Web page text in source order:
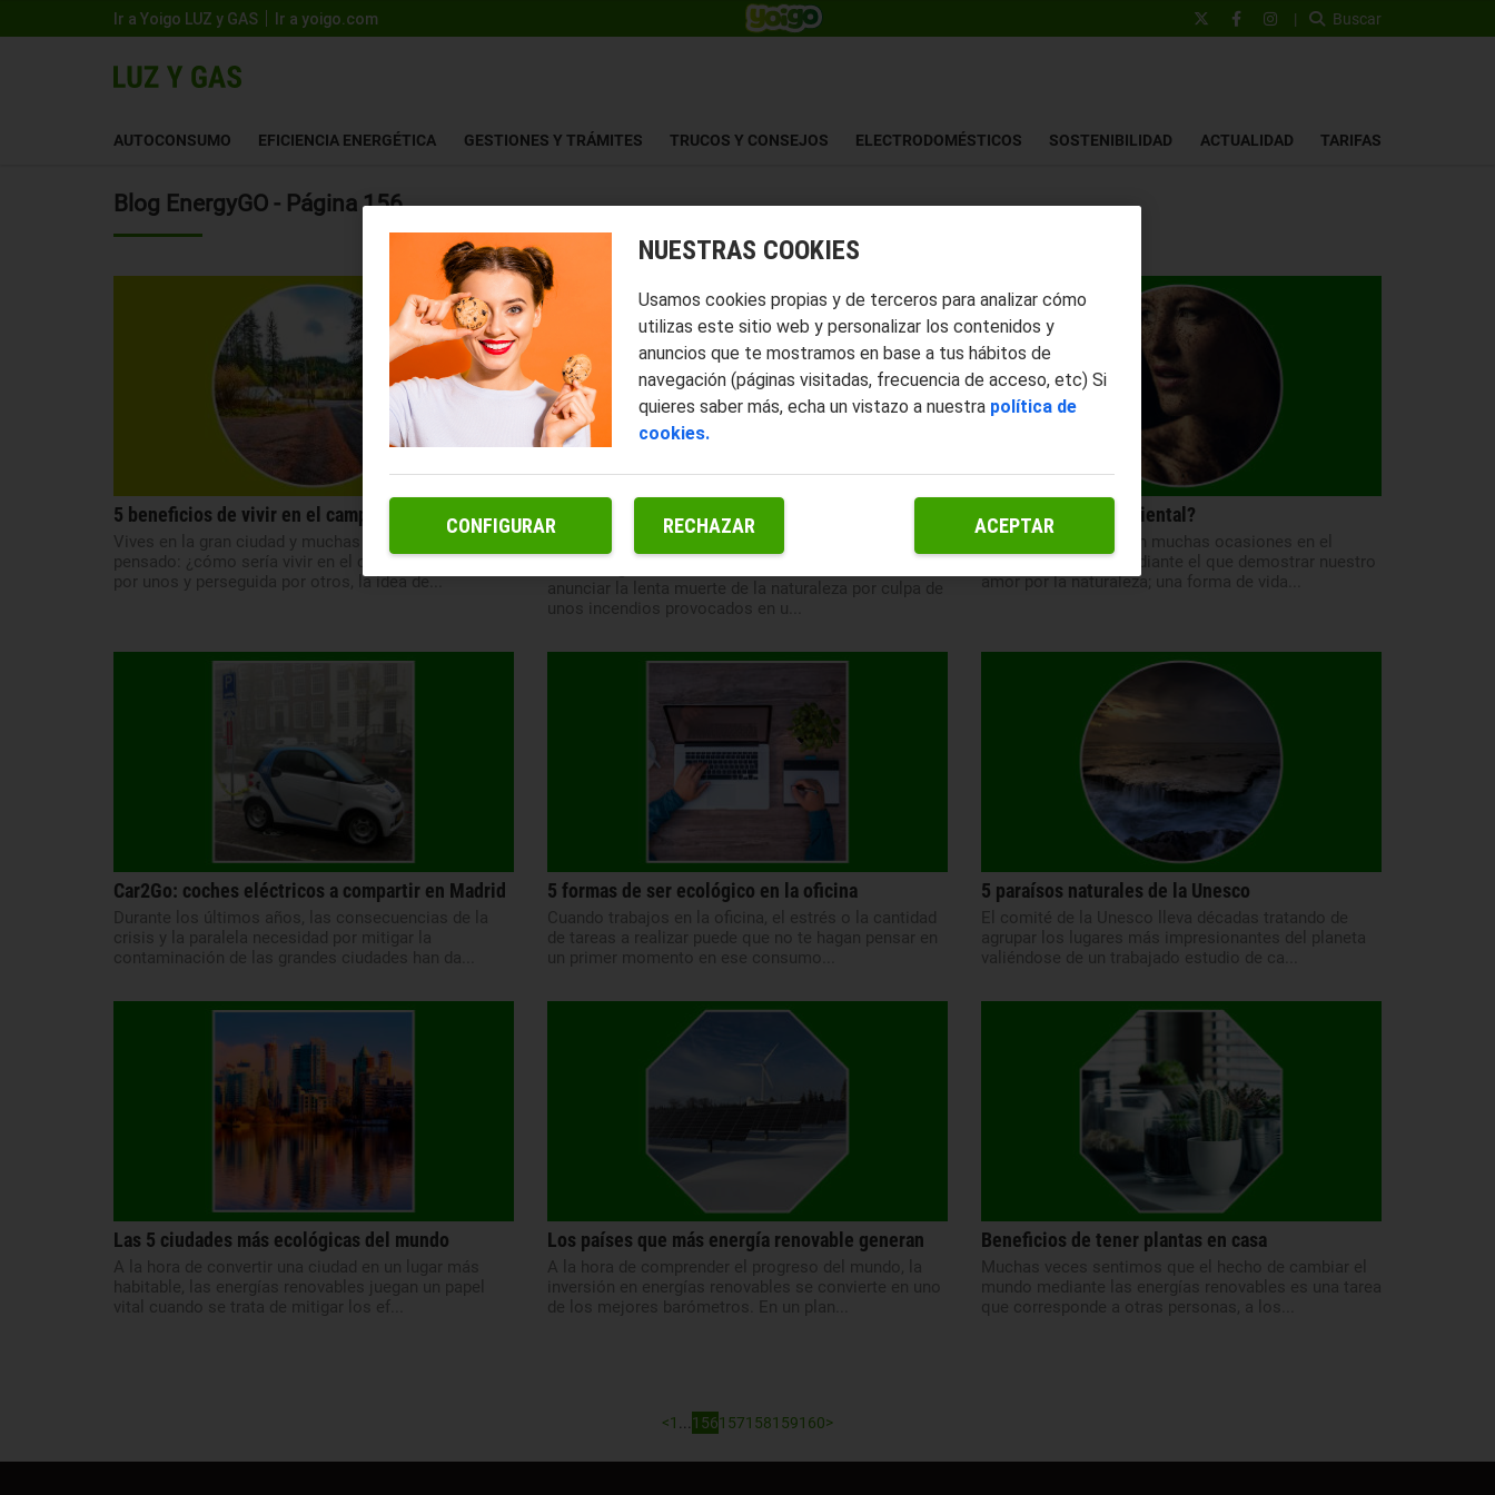
Ir a Yoigo LUZ y GAS Ir a yoigo.com | Buscar
AUTOCONSUMO EFICIENCIA ENERGÉTICA GESTIONES Y TRÁMITES TRUCOS Y CONSEJOS ELECTRODOMÉSTICOS SOSTENIBILIDAD ACTUALIDAD TARIFAS
Blog EnergyGO - Página 156
5 beneficios de vivir en el campo
Vives en la gran ciudad y muchas veces lo has
pensado: ¿cómo sería vivir en el campo? Idealizada
por unos y perseguida por otros, la idea de...
5 consejos para evitar incendios forestales este
anunciar la lenta muerte de la naturaleza por culpa de
unos incendios provocados en u...
¿Qué es el arte ambiental?
El arte se convierte en muchas ocasiones en el
perfecto vehículo mediante el que demostrar nuestro
amor por la naturaleza; una forma de vida...
Car2Go: coches eléctricos a compartir en Madrid
Durante los últimos años, las consecuencias de la
crisis y la paralela necesidad por mitigar la
contaminación de las grandes ciudades han da...
5 formas de ser ecológico en la oficina
Cuando trabajos en la oficina, el estrés o la cantidad
de tareas a realizar puede que no te hagan pensar en
un primer momento en ese consumo...
5 paraísos naturales de la Unesco
El comité de la Unesco lleva décadas tratando de
agrupar los lugares más impresionantes del planeta
valiéndose de un trabajado estudio de ca...
Las 5 ciudades más ecológicas del mundo
A la hora de convertir una ciudad en un lugar más
habitable, las energías renovables juegan un papel
vital cuando se trata de mitigar los ef...
Los países que más energía renovable generan
A la hora de comprender el progreso del mundo, la
inversión en energías renovables se convierte en uno
de los mejores barómetros. En un plan...
Beneficios de tener plantas en casa
Muchas veces sentimos que el hecho de cambiar el
mundo mediante las energías renovables es una tarea
que corresponde a otras personas, a los...
<1 156157158159160>
NUESTRAS COOKIES
Usamos cookies propias y de terceros para analizar cómo
utilizas este sitio web y personalizar los contenidos y
anuncios que te mostramos en base a tus hábitos de
navegación (páginas visitadas, frecuencia de acceso, etc) Si
quieres saber más, echa un vistazo a nuestra política de
cookies.
CONFIGURAR RECHAZAR ACEPTAR